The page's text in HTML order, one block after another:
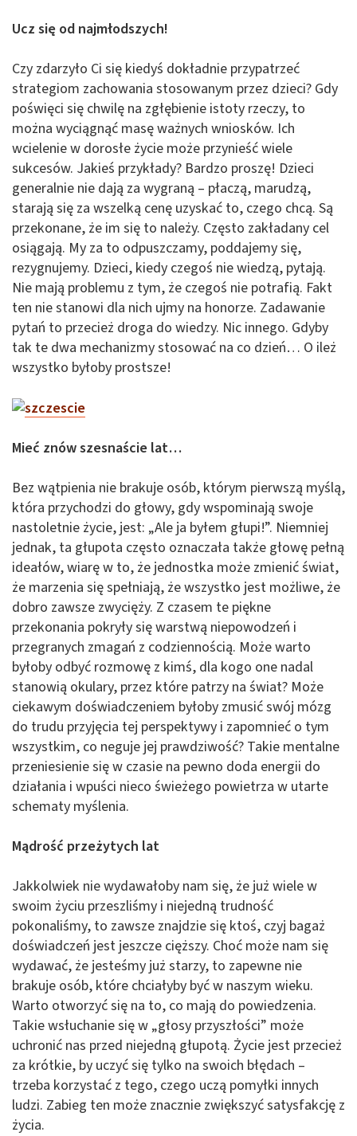
Ucz się od najmłodszych!
Czy zdarzyło Ci się kiedyś dokładnie przypatrzeć
strategiom zachowania stosowanym przez dzieci? Gdy
poświęci się chwilę na zgłębienie istoty rzeczy, to
można wyciągnąć masę ważnych wniosków. Ich
wcielenie w dorosłe życie może przynieść wiele
sukcesów. Jakieś przykłady? Bardzo proszę! Dzieci
generalnie nie dają za wygraną – płaczą, marudzą,
starają się za wszelką cenę uzyskać to, czego chcą. Są
przekonane, że im się to należy. Często zakładany cel
osiągają. My za to odpuszczamy, poddajemy się,
rezygnujemy. Dzieci, kiedy czegoś nie wiedzą, pytają.
Nie mają problemu z tym, że czegoś nie potrafią. Fakt
ten nie stanowi dla nich ujmy na honorze. Zadawanie
pytań to przecież droga do wiedzy. Nic innego. Gdyby
tak te dwa mechanizmy stosować na co dzień… O ileż
wszystko byłoby prostsze!
Mieć znów szesnaście lat…
Bez wątpienia nie brakuje osób, którym pierwszą myślą,
która przychodzi do głowy, gdy wspominają swoje
nastoletnie życie, jest: „Ale ja byłem głupi!”. Niemniej
jednak, ta głupota często oznaczała także głowę pełną
ideałów, wiarę w to, że jednostka może zmienić świat,
że marzenia się spełniają, że wszystko jest możliwe, że
dobro zawsze zwycięży. Z czasem te piękne
przekonania pokryły się warstwą niepowodzeń i
przegranych zmagań z codziennością. Może warto
byłoby odbyć rozmowę z kimś, dla kogo one nadal
stanowią okulary, przez które patrzy na świat? Może
ciekawym doświadczeniem byłoby zmusić swój mózg
do trudu przyjęcia tej perspektywy i zapomnieć o tym
wszystkim, co neguje jej prawdziwość? Takie mentalne
przeniesienie się w czasie na pewno doda energii do
działania i wpuści nieco świeżego powietrza w utarte
schematy myślenia.
Mądrość przeżytych lat
Jakkolwiek nie wydawałoby nam się, że już wiele w
swoim życiu przeszliśmy i niejedną trudność
pokonaliśmy, to zawsze znajdzie się ktoś, czyj bagaż
doświadczeń jest jeszcze cięższy. Choć może nam się
wydawać, że jesteśmy już starzy, to zapewne nie
brakuje osób, które chciałyby być w naszym wieku.
Warto otworzyć się na to, co mają do powiedzenia.
Takie wsłuchanie się w „głosy przyszłości” może
uchronić nas przed niejedną głupotą. Życie jest przecież
za krótkie, by uczyć się tylko na swoich błędach –
trzeba korzystać z tego, czego uczą pomyłki innych
ludzi. Zabieg ten może znacznie zwiększyć satysfakcję z
życia.